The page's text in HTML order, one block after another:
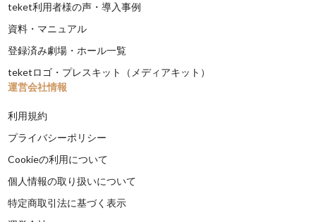
teket利用者様の声・導入事例
資料・マニュアル
登録済み劇場・ホール一覧
teketロゴ・プレスキット（メディアキット）
運営会社情報
利用規約
プライバシーポリシー
Cookieの利用について
個人情報の取り扱いについて
特定商取引法に基づく表示